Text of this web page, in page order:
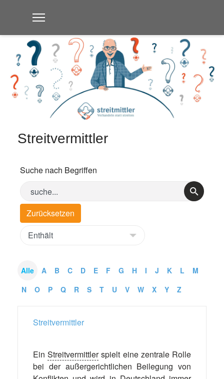
Streitvermittler
Suche nach Begriffen
Alle A B C D E F G H I J K L
M
N
O P Q R S T U V W X Y Z
Streitvermittler
EinStreitvermittlerspielt eine zentrale Rolle
bei der außergerichtlichen Beilegung von